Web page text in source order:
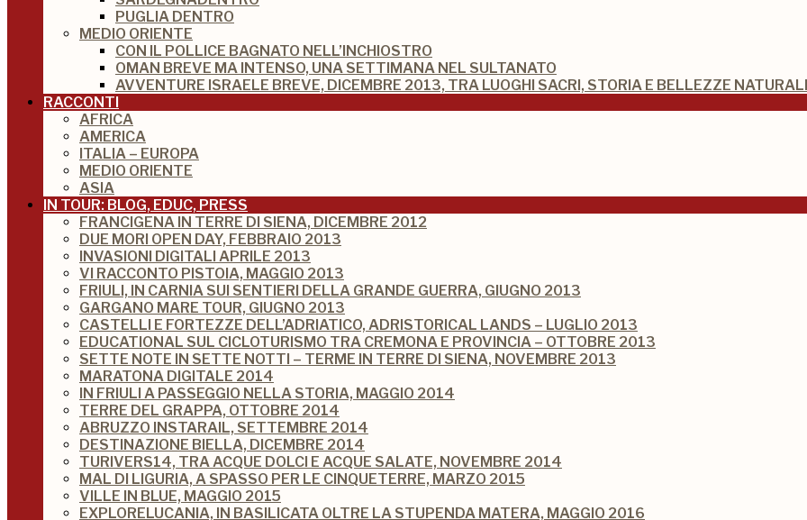
PUGLIA DENTRO
MEDIO ORIENTE
CON IL POLLICE BAGNATO NELL’INCHIOSTRO
OMAN BREVE MA INTENSO, UNA SETTIMANA NEL SULTANATO
AVVENTURE ISRAELE BREVE, DICEMBRE 2013, TRA LUOGHI SACRI, STORIA E BELLEZZE NATURALI
RACCONTI
AFRICA
AMERICA
ITALIA – EUROPA
MEDIO ORIENTE
ASIA
IN TOUR: BLOG, EDUC, PRESS
FRANCIGENA IN TERRE DI SIENA, DICEMBRE 2012
DUE MORI OPEN DAY, FEBBRAIO 2013
INVASIONI DIGITALI APRILE 2013
VI RACCONTO PISTOIA, MAGGIO 2013
FRIULI, IN CARNIA SUI SENTIERI DELLA GRANDE GUERRA, GIUGNO 2013
GARGANO MARE TOUR, GIUGNO 2013
CASTELLI E FORTEZZE DELL’ADRIATICO, ADRISTORICAL LANDS – LUGLIO 2013
EDUCATIONAL SUL CICLOTURISMO TRA CREMONA E PROVINCIA – OTTOBRE 2013
SETTE NOTE IN SETTE NOTTI – TERME IN TERRE DI SIENA, NOVEMBRE 2013
MARATONA DIGITALE 2014
IN FRIULI A PASSEGGIO NELLA STORIA, MAGGIO 2014
TERRE DEL GRAPPA, OTTOBRE 2014
ABRUZZO INSTARAIL, SETTEMBRE 2014
DESTINAZIONE BIELLA, DICEMBRE 2014
TURIVERS14, TRA ACQUE DOLCI E ACQUE SALATE, NOVEMBRE 2014
MAL DI LIGURIA, A SPASSO PER LE CINQUETERRE, MARZO 2015
VILLE IN BLUE, MAGGIO 2015
EXPLORELUCANIA, IN BASILICATA OLTRE LA STUPENDA MATERA, MAGGIO 2016